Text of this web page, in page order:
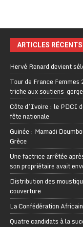
ARTICLES RÉCENTS
Hervé Renard devient
Tour de France
triche aux soutiens-
Côte d’Ivoire : le PDCI
fête nationale
Guinée : Mamadi
Grèce
Une factrice arrêtée
son propriétaire avait
Distribution des
couverture
La Confédération
Quatre candidats à la